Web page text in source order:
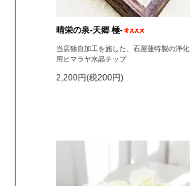
晴栄の泉‐天郷 極‐
当店独自加工を施した、石屋蓮特製の浄化
用ヒマラヤ水晶チップ
2,200円(税200円)